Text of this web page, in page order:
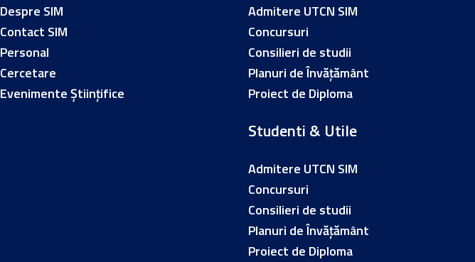
Despre SIM
Contact SIM
Personal
Cercetare
Evenimente Științifice
Admitere UTCN SIM
Concursuri
Consilieri de studii
Planuri de Învățământ
Proiect de Diploma
Studenti & Utile
Admitere UTCN SIM
Concursuri
Consilieri de studii
Planuri de Învățământ
Proiect de Diploma